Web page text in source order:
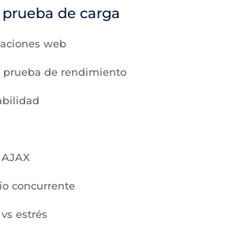
de carga
web
prueba de rendimiento
concurrente
estrés